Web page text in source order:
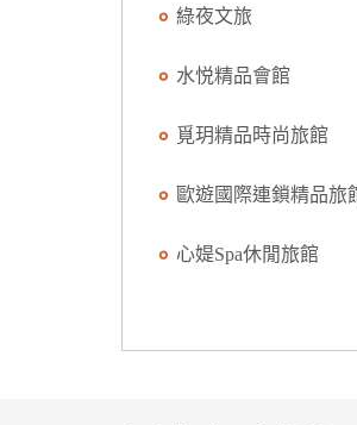
綠夜文旅
水悦精品會館
覓玥精品時尚旅館
歐遊國際連鎖精品旅
心媞Spa休閒旅館